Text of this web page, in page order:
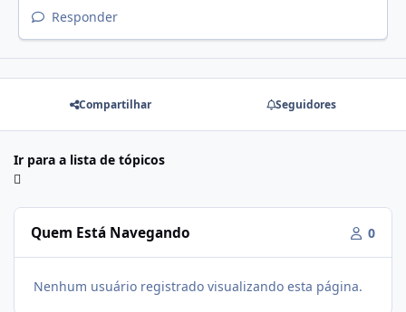
Responder
Compartilhar Seguidores
Ir para a lista de tópicos
Quem Está Navegando 0
Nenhum usuário registrado visualizando esta página.